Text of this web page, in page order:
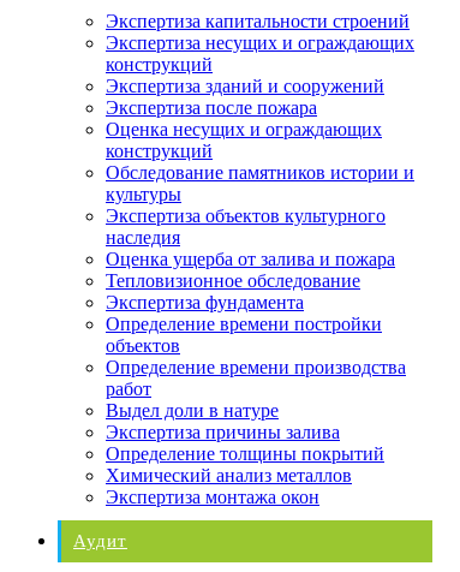
Экспертиза капитальности строений
Экспертиза несущих и ограждающих
конструкций
Экспертиза зданий и сооружений
Экспертиза после пожара
Оценка несущих и ограждающих
конструкций
Обследование памятников истории и
культуры
Экспертиза объектов культурного
наследия
Оценка ущерба от залива и пожара
Тепловизионное обследование
Экспертиза фундамента
Определение времени постройки
объектов
Определение времени производства
работ
Выдел доли в натуре
Экспертиза причины залива
Определение толщины покрытий
Химический анализ металлов
Экспертиза монтажа окон
Аудит